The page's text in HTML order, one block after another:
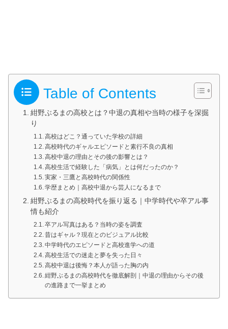
Table of Contents
紺野ぶるまの高校とは？中退の真相や当時の様子を深掘
り
高校はどこ？通っていた学校の詳細
高校時代のギャルエピソードと素行不良の真相
高校中退の理由とその後の影響とは？
高校生活で経験した「病気」とは何だったのか？
実家・三鷹と高校時代の関係性
学歴まとめ｜高校中退から芸人になるまで
紺野ぶるまの高校時代を振り返る｜中学時代や卒アル事
情も紹介
卒アル写真はある？当時の姿を調査
昔はギャル？現在とのビジュアル比較
中学時代のエピソードと高校進学への道
高校生活での迷走と夢を失った日々
高校中退は後悔？本人が語った胸の内
紺野ぶるまの高校時代を徹底解剖｜中退の理由からその後
の進路まで一挙まとめ